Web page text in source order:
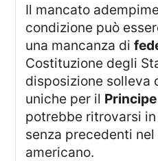
Il mancato adempimento di questa
condizione può
una mancanza di
Costituzione degli
disposizione solleva
uniche per il
potrebbe ritrovarsi
senza precedenti
americano.